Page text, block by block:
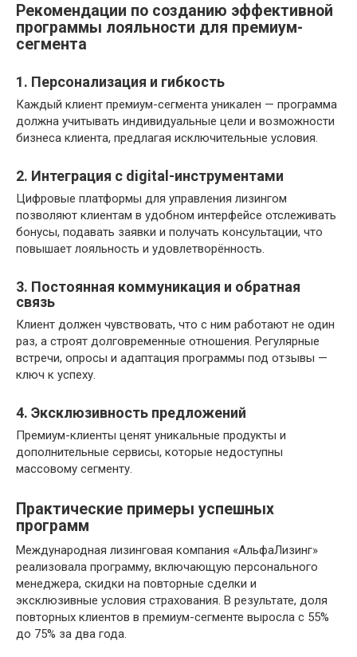
Рекомендации по созданию эффективной
программы лояльности для премиум-
сегмента
1. Персонализация и гибкость
Каждый клиент премиум-сегмента уникален — программа
должна учитывать индивидуальные цели и возможности
бизнеса клиента, предлагая исключительные условия.
2. Интеграция с digital-инструментами
Цифровые платформы для управления лизингом
позволяют клиентам в удобном интерфейсе отслеживать
бонусы, подавать заявки и получать консультации, что
повышает лояльность и удовлетворённость.
3. Постоянная коммуникация и обратная
связь
Клиент должен чувствовать, что с ним работают не один
раз, а строят долговременные отношения. Регулярные
встречи, опросы и адаптация программы под отзывы —
ключ к успеху.
4. Эксклюзивность предложений
Премиум-клиенты ценят уникальные продукты и
дополнительные сервисы, которые недоступны
массовому сегменту.
Практические примеры успешных
программ
Международная лизинговая компания «АльфаЛизинг»
реализовала программу, включающую персонального
менеджера, скидки на повторные сделки и
эксклюзивные условия страхования. В результате, доля
повторных клиентов в премиум-сегменте выросла с 55%
до 75% за два года.